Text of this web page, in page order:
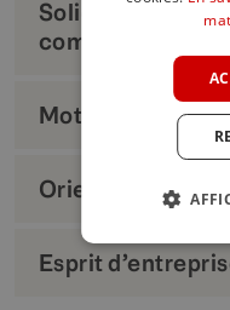
Solides
communication
Motivation
Orienté vers le
Esprit